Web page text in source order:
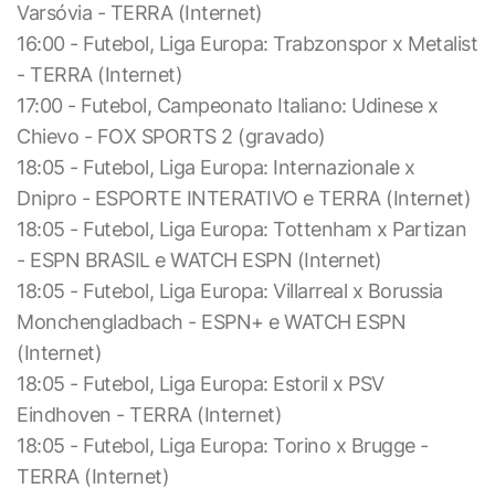
Varsóvia - TERRA (Internet)
16:00 - Futebol, Liga Europa: Trabzonspor x Metalist
- TERRA (Internet)
17:00 - Futebol, Campeonato Italiano: Udinese x
Chievo - FOX SPORTS 2 (gravado)
18:05 - Futebol, Liga Europa: Internazionale x
Dnipro - ESPORTE INTERATIVO e TERRA (Internet)
18:05 - Futebol, Liga Europa: Tottenham x Partizan
- ESPN BRASIL e WATCH ESPN (Internet)
18:05 - Futebol, Liga Europa: Villarreal x Borussia
Monchengladbach - ESPN+ e WATCH ESPN
(Internet)
18:05 - Futebol, Liga Europa: Estoril x PSV
Eindhoven - TERRA (Internet)
18:05 - Futebol, Liga Europa: Torino x Brugge -
TERRA (Internet)